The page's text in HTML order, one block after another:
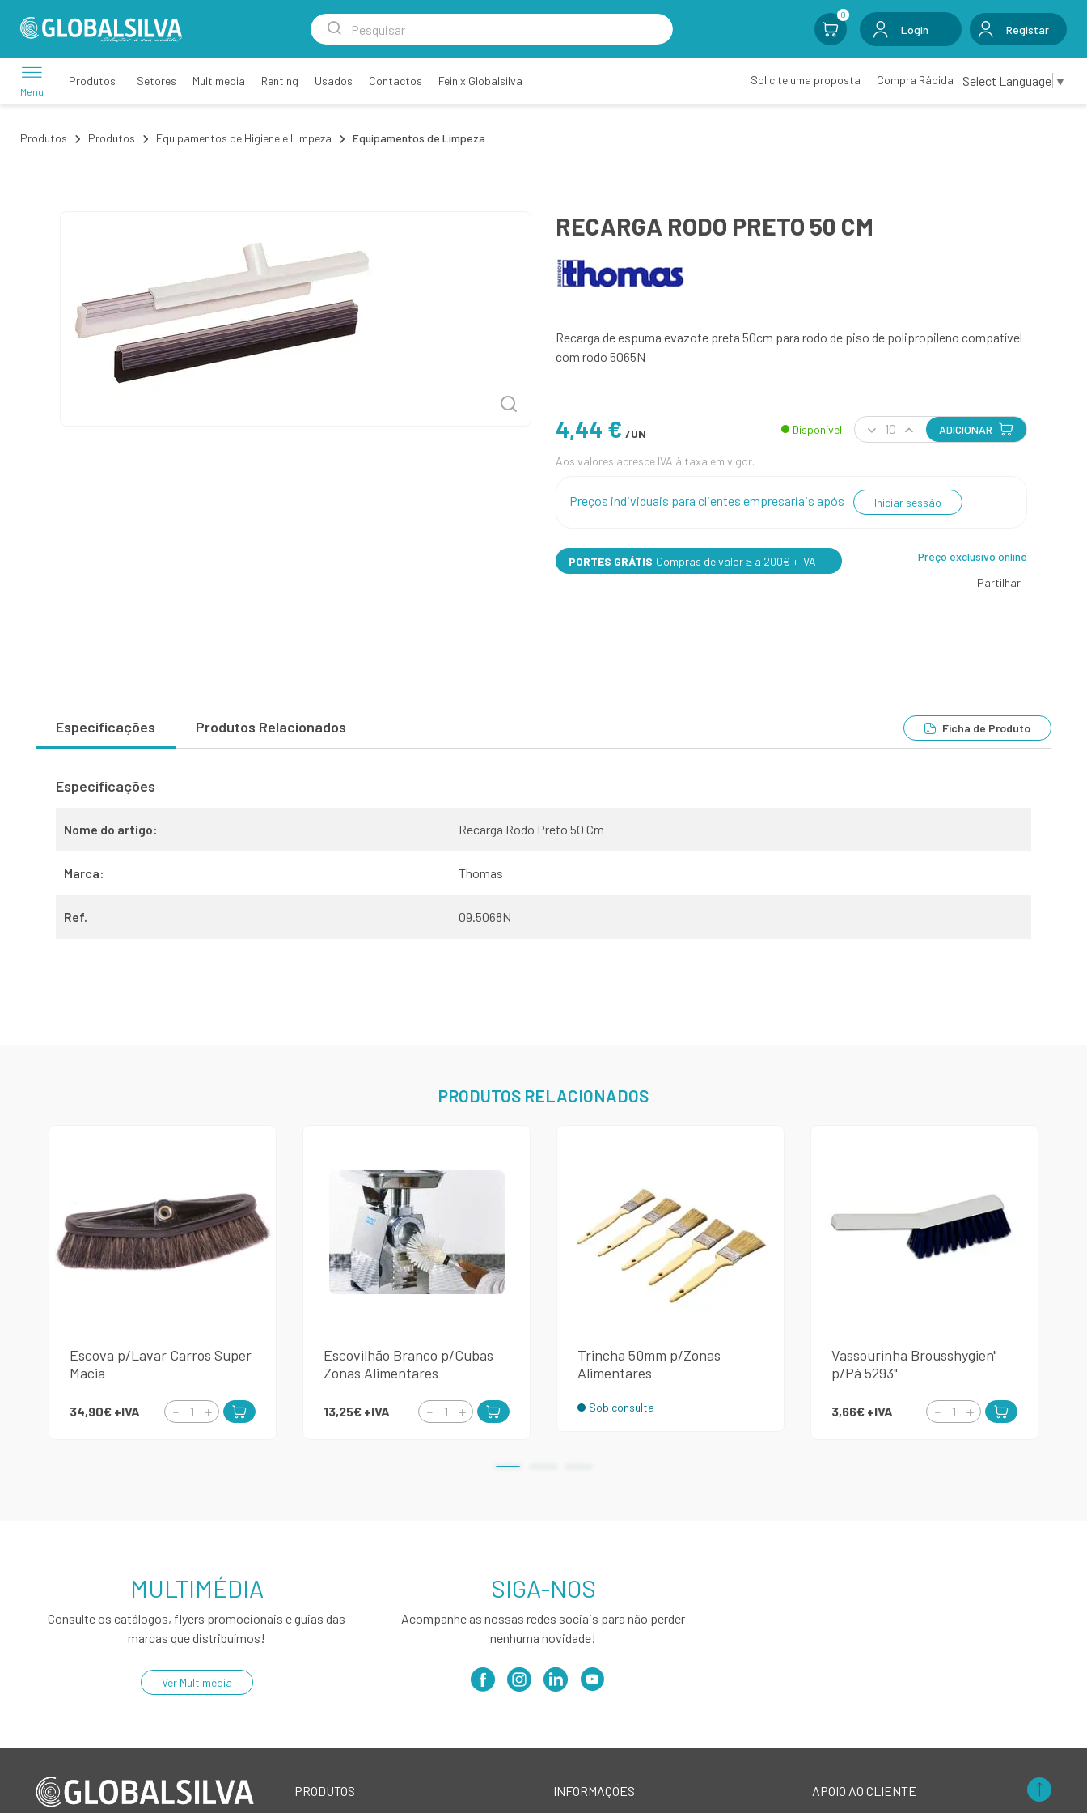
0
Login Registar
Menu
Produtos Setores Multimedia Renting Usados Contactos Fein x Globalsilva Solicite uma proposta Compra Rápida Select Language ▼
Produtos Produtos Equipamentos de Higiene e Limpeza Equipamentos de Limpeza
RECARGA RODO PRETO 50 CM
Recarga de espuma evazote preta 50cm para rodo de piso de polipropileno compatível
com rodo 5065N
4,44 € /UN Disponível ADICIONAR
Aos valores acresce IVA à taxa em vigor.
Preços individuais para clientes empresariais após Iniciar sessão
PORTES GRÁTIS Compras de valor ≥ a 200€ + IVA
Preço exclusivo online
Partilhar
Especificações Produtos Relacionados Ficha de Produto
Especificações
Nome do artigo: Recarga Rodo Preto 50 Cm
Marca: Thomas
Ref. 09.5068N
PRODUTOS RELACIONADOS
Escova p/Lavar Carros Super
Macia
34,90€ +IVA
Escovilhão Branco p/Cubas
Zonas Alimentares
13,25€ +IVA
Trincha 50mm p/Zonas
Alimentares
Sob consulta
Vassourinha Brousshygien"
p/Pá 5293"
3,66€ +IVA
MULTIMÉDIA
Consulte os catálogos, flyers promocionais e guias das
marcas que distribuímos!
Ver Multimédia
SIGA-NOS
Acompanhe as nossas redes sociais para não perder
nenhuma novidade!
PRODUTOS INFORMAÇÕES APOIO AO CLIENTE